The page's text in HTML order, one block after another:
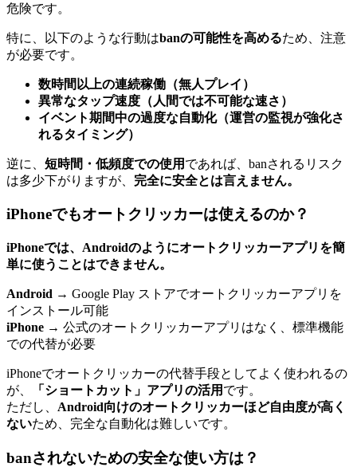
危険です。
特に、以下のような行動はbanの可能性を高めるため、注意
が必要です。
数時間以上の連続稼働（無人プレイ）
異常なタップ速度（人間では不可能な速さ）
イベント期間中の過度な自動化（運営の監視が強化さ
れるタイミング）
逆に、 短時間・低頻度での使用 であれば、banされるリスク
は多少下がりますが、 完全に安全とは言えません。
iPhoneでもオートクリッカーは使えるのか？
iPhoneでは、Androidのようにオートクリッカーアプリを簡
単に使うことはできません。
Android → Google Play ストアでオートクリッカーアプリを
インストール可能
iPhone → 公式のオートクリッカーアプリはなく、標準機能
での代替が必要
iPhoneでオートクリッカーの代替手段としてよく使われるの
が、
「ショートカット」アプリの活用 です。
ただし、 Android向けのオートクリッカーほど自由度が高く
ないため、完全な自動化は難しいです。
banされないための安全な使い方は？